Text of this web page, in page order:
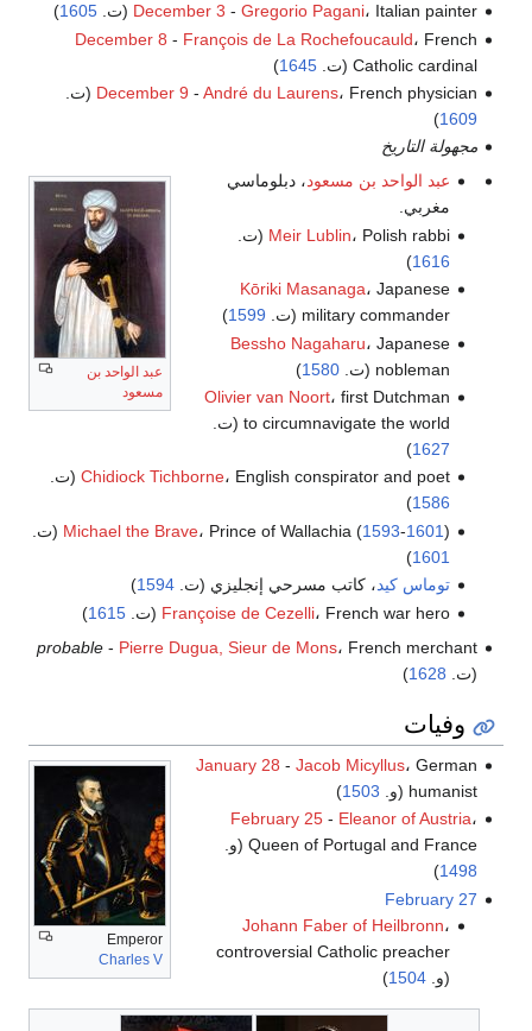
December 3 - Gregorio Pagani، Italian painter (ت. 1605
)
December 8 - François de La Rochefoucauld، French
Catholic cardinal (ت.
1645
)
December 9 - André du Laurens، French physician (ت.
1609
)
مجهولة التاريخ
عبد الواحد بن
مسعود
عبد الواحد بن مسعود، دبلوماسي
مغربي.
Meir Lublin، Polish rabbi (ت.
1616
)
Kōriki Masanaga، Japanese
military commander (ت.
1599
)
Bessho Nagaharu، Japanese
nobleman (ت.
1580
)
Olivier van Noort، first Dutchman
to circumnavigate the world (ت.
1627
)
Chidiock Tichborne، English conspirator and poet (ت.
1586
)
Michael the Brave، Prince of Wallachia (1593-1601) (ت.
1601
)
توماس كيد، كاتب مسرحي إنجليزي (ت. 1594
)
Françoise de Cezelli، French war hero (ت. 1615
)
probable- Pierre Dugua, Sieur de Mons، French merchant
(ت. 1628
)
وفيات
Emperor
Charles V
January 28 - Jacob Micyllus، German
humanist (و.
1503
)
February 25- Eleanor of Austria،
Queen of Portugal and France (و.
1498
)
February 27
Johann Faber of Heilbronn،
controversial Catholic preacher
(و. 1504
)